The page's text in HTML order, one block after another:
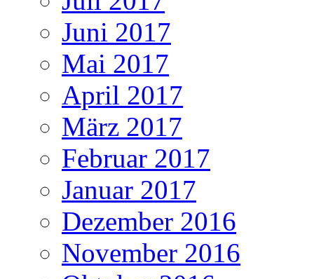
Juni 2017
Mai 2017
April 2017
März 2017
Februar 2017
Januar 2017
Dezember 2016
November 2016